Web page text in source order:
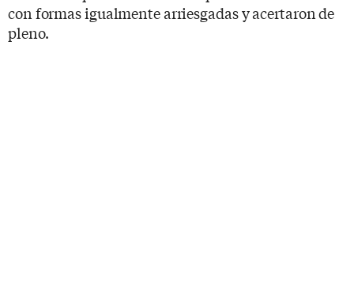
con formas igualmente arriesgadas y acertaron de
pleno.